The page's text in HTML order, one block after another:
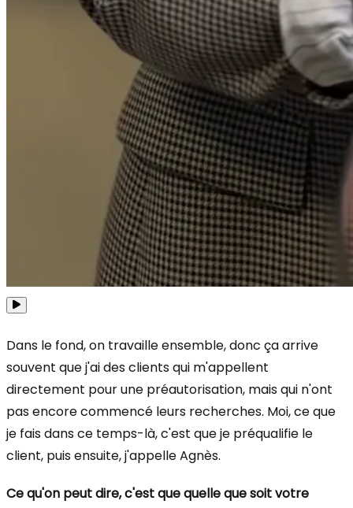
Dans le fond, on travaille ensemble, donc ça arrive
souvent que j'ai des clients qui m'appellent
directement pour une préautorisation, mais qui n'ont
pas encore commencé leurs recherches. Moi, ce que
je fais dans ce temps-là, c'est que je préqualifie le
client, puis ensuite, j'appelle Agnès.
Ce qu'on peut dire, c'est que quelle que soit votre